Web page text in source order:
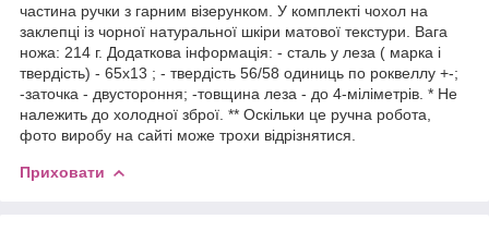
частина ручки з гарним візерунком. У комплекті чохол на
заклепці із чорної натуральної шкіри матової текстури. Вага
ножа: 214 г. Додаткова інформація: - сталь у леза ( марка і
твердість) - 65х13 ; - твердість 56/58 одиниць по роквеллу +-;
-заточка - двустороння; -товщина леза - до 4-міліметрів. * Не
належить до холодної зброї. ** Оскільки це ручна робота,
фото виробу на сайті може трохи відрізнятися.
Приховати